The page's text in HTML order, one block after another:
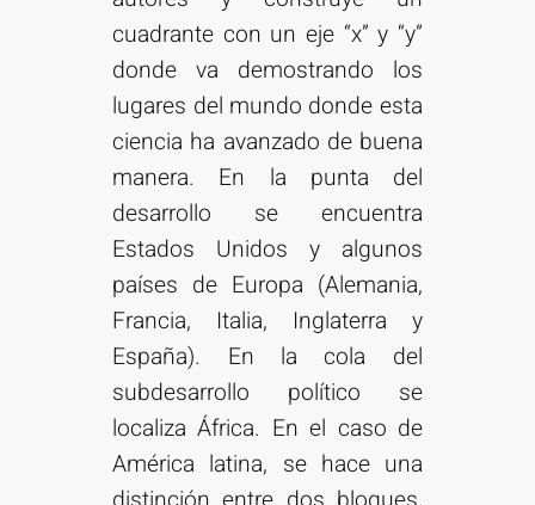
cuadrante con un eje “x” y “y”
donde va demostrando los
lugares del mundo donde esta
ciencia ha avanzado de buena
manera. En la punta del
desarrollo se encuentra
Estados Unidos y algunos
países de Europa (Alemania,
Francia, Italia, Inglaterra y
España). En la cola del
subdesarrollo político se
localiza África. En el caso de
América latina, se hace una